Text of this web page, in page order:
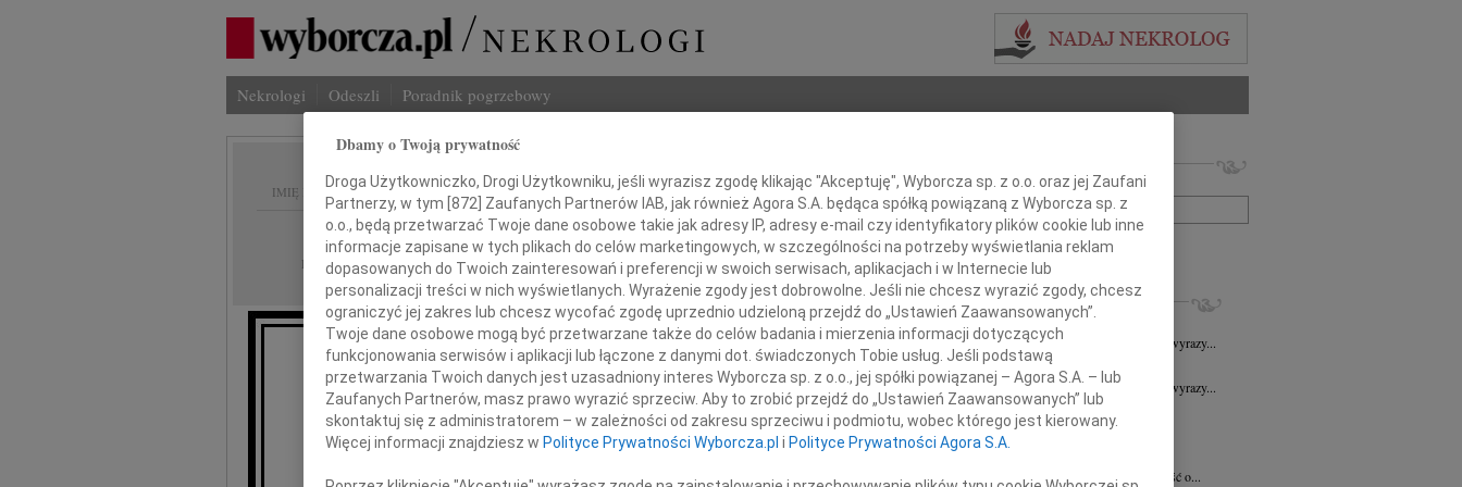
Nekrologi Odeszli Poradnik pogrzebowy
IMIĘ I NAZWISKO:
REGION: Wrocław
DATA EMISJI: 01.07.2010
Pani
Barbarze Łabaz
Imię i nazwisko lub numer ogłoszenia:
+ szukanie zaawansowane
INNE NEKROLOGI
31.07.2026Wrocław
Panu Sędziemu Januszowi Kaspryszynowi wyrazy...
31.07.2026Wrocław
Panu Sędziemu Januszowi Kaspryszynowi wyrazy...
31.07.2026
Wrocław
Pani Iwonie Warachim wyrazy głębokiego...
30.07.2026
Z głębokim smutkiem przyjęliśmy wiadomość o...
Dbamy o Twoją prywatność
Droga Użytkowniczko, Drogi Użytkowniku, jeśli wyrazisz zgodę klikając "Akceptuję", Wyborcza sp. z o.o. oraz jej Zaufani
Partnerzy, w tym [872] Zaufanych Partnerów IAB, jak również Agora S.A. będąca spółką powiązaną z Wyborcza sp. z
o.o., będą przetwarzać Twoje dane osobowe takie jak adresy IP, adresy e-mail czy identyfikatory plików cookie lub inne
informacje zapisane w tych plikach do celów marketingowych, w szczególności na potrzeby wyświetlania reklam
dopasowanych do Twoich zainteresowań i preferencji w swoich serwisach, aplikacjach i w Internecie lub
personalizacji treści w nich wyświetlanych. Wyrażenie zgody jest dobrowolne. Jeśli nie chcesz wyrazić zgody, chcesz
ograniczyć jej zakres lub chcesz wycofać zgodę uprzednio udzieloną przejdź do „Ustawień Zaawansowanych”.
Twoje dane osobowe mogą być przetwarzane także do celów badania i mierzenia informacji dotyczących
funkcjonowania serwisów i aplikacji lub łączone z danymi dot. świadczonych Tobie usług. Jeśli podstawą
przetwarzania Twoich danych jest uzasadniony interes Wyborcza sp. z o.o., jej spółki powiązanej – Agora S.A. – lub
Zaufanych Partnerów, masz prawo wyrazić sprzeciw. Aby to zrobić przejdź do „Ustawień Zaawansowanych” lub
skontaktuj się z administratorem – w zależności od zakresu sprzeciwu i podmiotu, wobec którego jest kierowany.
Więcej informacji znajdziesz w Polityce Prywatności Wyborcza.pl i Polityce Prywatności Agora S.A.